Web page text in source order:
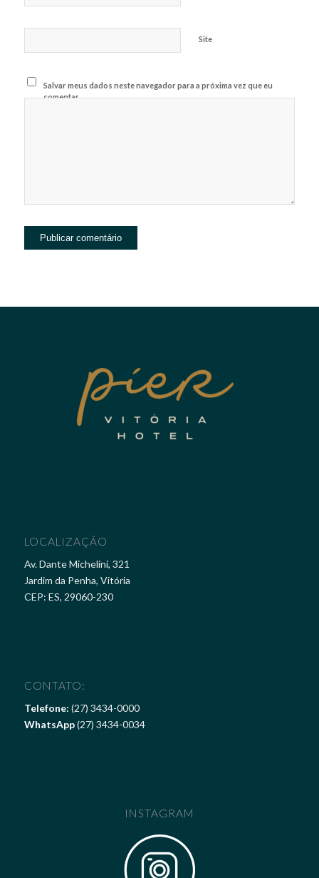
Site
Salvar meus dados neste navegador para a próxima vez que eu
comentar.
LOCALIZAÇÃO
Av. Dante Michelini, 321
Jardim da Penha, Vitória
CEP: ES, 29060-230
CONTATO:
Telefone: (27) 3434-0000
WhatsApp(27) 3434-0034
INSTAGRAM